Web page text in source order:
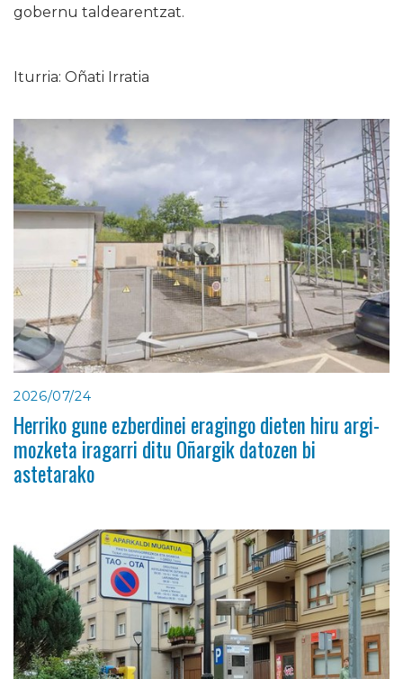
gobernu taldearentzat.
Iturria: Oñati Irratia
2026/07/24
Herriko gune ezberdinei eragingo dieten hiru argi-
mozketa iragarri ditu Oñargik datozen bi
astetarako